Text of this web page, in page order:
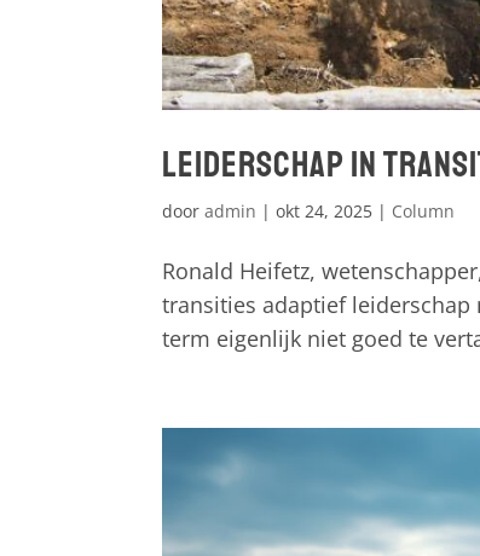
Leiderschap in
dooradmin |okt 24, 2025 | Column
Ronald Heifetz,
transities adaptief
term eigenlijk niet goed te